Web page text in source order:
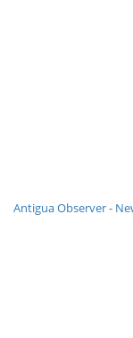
Antigua Observer -